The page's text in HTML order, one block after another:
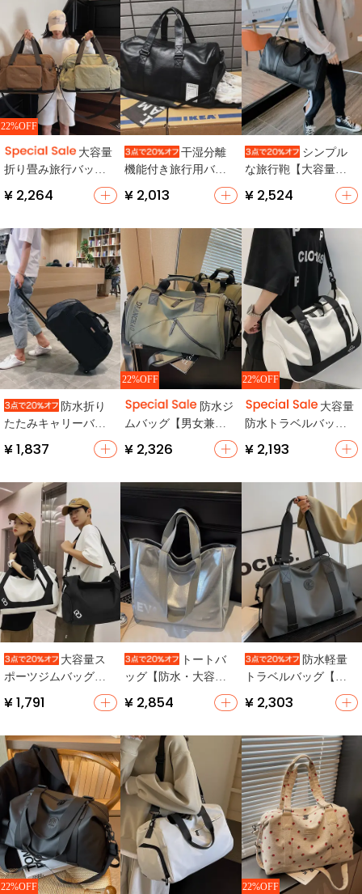
22%OFF
大容量
折り畳み旅行バッグ
【男女兼用・軽量・
乾湿分離・ジム用】
¥ 2,264
干湿分離
機能付き旅行用バッ
グ【防水・大容量・
男女兼用・ショルダ
¥ 2,013
シンプル
な旅行鞄【大容量・
防水・折りたたみ可
能】
¥ 2,524
防水折り
たたみキャリーバッ
グ【男女兼用・大容
量・軽量・旅行用】
¥ 1,837
22%OFF
防水ジ
ムバッグ【男女兼
用・スイミング・大
容量・軽量・干湿分
¥ 2,326
22%OFF
大容量
防水トラベルバッグ
【男女兼用・湿気分
離・ジム用・軽量・
¥ 2,193
大容量ス
ポーツジムバッグ
【防水・干湿分離・
軽量収納】
¥ 1,791
トートバ
ッグ【防水・大容
量・軽量・両面デザ
イン】
¥ 2,854
防水軽量
トラベルバッグ【男
女兼用・大容量・ジ
ム用】（セットアッ
¥ 2,303
22%OFF 22%OFF